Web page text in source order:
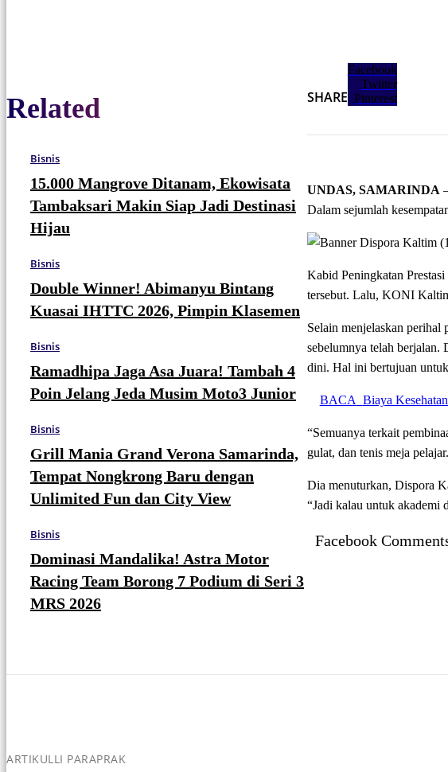
Related
Bisnis
15.000 Mangrove Ditanam, Ekowisata
Tambaksari Makin Siap Jadi Destinasi
Hijau
Bisnis
Double Winner! Abimanyu Bintang
Kuasai IHTTC 2026, Pimpin Klasemen
Bisnis
Ramadhipa Jaga Asa Juara! Tambah 4
Poin Jelang Jeda Musim Moto3 Junior
Bisnis
Grill Mania Grand Verona Samarinda,
Tempat Nongkrong Baru dengan
Unlimited Fun dan City View
Bisnis
Dominasi Mandalika! Astra Motor
Racing Team Borong 7 Podium di Seri 3
MRS 2026
SHARE
Facebook
Twitter
Pinterest
UNDAS, SAMARINDA
Dalam sejumlah
Kabid Peningkatan
tersebut. Lalu, KONI
Selain menjelaskan perihal
sebelumnya telah berjalan.
dini. Hal ini bertujuan
BACA Biaya
“Semuanya terkait
gulat, dan tenis meja
Dia menuturkan, Dispora
“Jadi kalau untuk akademi
Facebook
ARTIKULLI PARAPRAK